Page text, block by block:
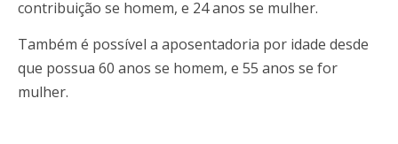
contribuição se homem, e 24 anos se mulher.
Também é possível a aposentadoria por idade desde
que possua 60 anos se homem, e 55 anos se for
mulher.